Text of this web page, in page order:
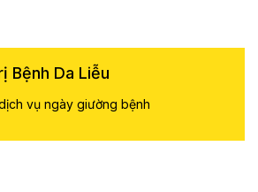
Bệnh Da Liễu
vụ ngày giường bệnh